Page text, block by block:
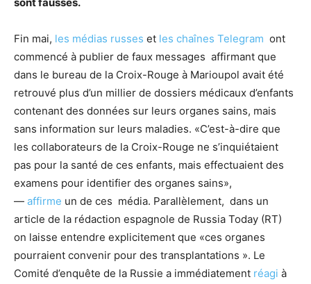
Fin mai, les médias russes et les chaînes Telegram ont
commencé à publier de faux messages affirmant que
dans le bureau de la Croix-Rouge à Marioupol avait été
retrouvé plus d’un millier de dossiers médicaux d’enfants
contenant des données sur leurs organes sains, mais
sans information sur leurs maladies. «C’est-à-dire que
les collaborateurs de la Croix-Rouge ne s’inquiétaient
pas pour la santé de ces enfants, mais effectuaient des
examens pour identifier des organes sains»,
— affirme un de ces média. Parallèlement, dans un
article de la rédaction espagnole de Russia Today (RT)
on laisse entendre explicitement que «ces organes
pourraient convenir pour des transplantations ». Le
Comité d’enquête de la Russie a immédiatement réagi à